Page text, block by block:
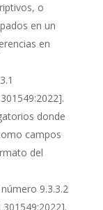
o
en un
en
.
donde
campos
del
9.3.3.2
.